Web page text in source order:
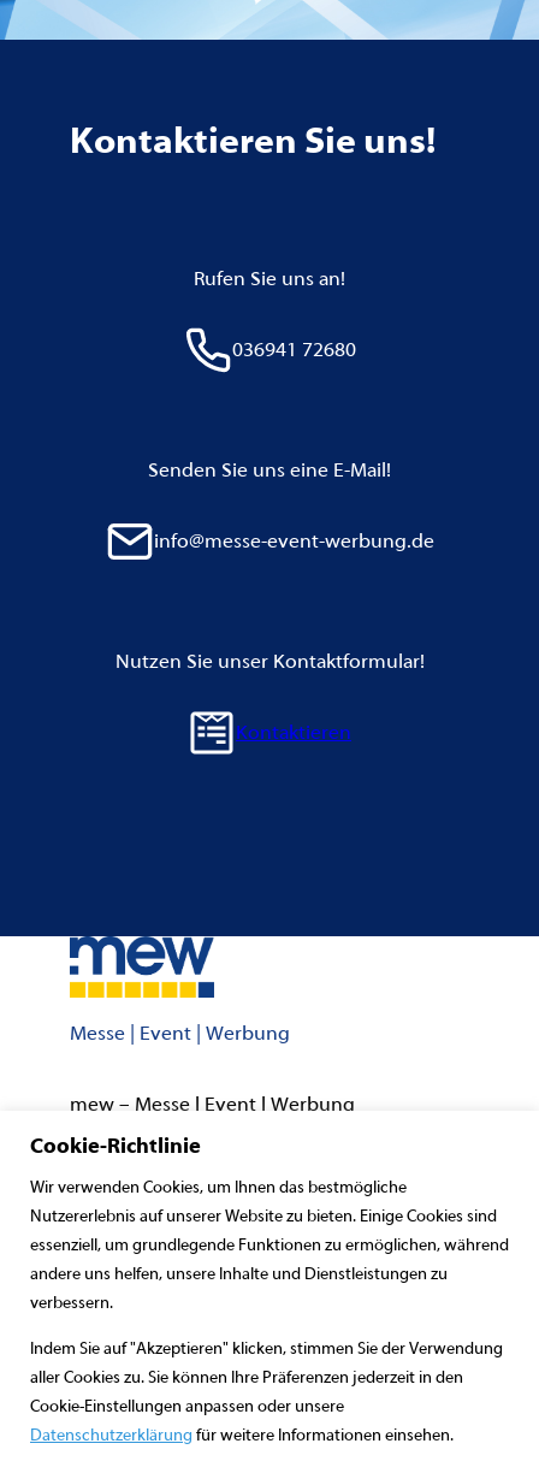
Cookie-Richtlinie
Wir verwenden Cookies, um Ihnen das bestmögliche
Nutzererlebnis auf unserer Website zu bieten. Einige Cookies sind
essenziell, um grundlegende Funktionen zu ermöglichen, während
andere uns helfen, unsere Inhalte und Dienstleistungen zu
verbessern.
Indem Sie auf "Akzeptieren" klicken, stimmen Sie der Verwendung
aller Cookies zu. Sie können Ihre Präferenzen jederzeit in den
Cookie-Einstellungen anpassen oder unsere
Datenschutzerklärung für weitere Informationen einsehen.
Kontaktieren Sie uns!
Rufen Sie uns an!
036941 72680
Senden Sie uns eine E-Mail!
info@messe-event-werbung.de
Nutzen Sie unser Kontaktformular!
Kontaktieren
Messe | Event | Werbung
mew – Messe l Event l Werbung
Bahnhofstraße 38
E-Mail: info@messe-event-werbung.de
Referenzen
Messeservice
Kontakt